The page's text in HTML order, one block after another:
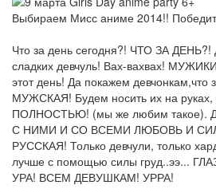
Выбираем Мисс аниме 2014!!
Что за день сегодня?! ЧТО ЗА
сладких девчуль! Вах-вахвах!
этот день! Да покажем
МУЖСКАЯ! Будем носить их на руках,
ПОЛНОСТЬЮ! (мы же любим такое).
С НИМИ И СО ВСЕМИ ЛЮБОВЬ И
РУССКАЯ! Только девчули, только
лучше с помощью силы груд..ээ...
УРА! ВСЕМ ДЕВУШКАМ! УРРА!